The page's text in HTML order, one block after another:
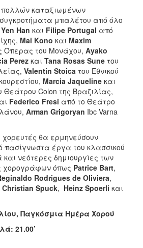
καταξιωμένων
μπαλέτου από όλο
Υen Han και Filipe Portugal από
Mai Kono και Maxim
Όπερας του Μονάχου, Ayako
Perez και Tana Rosas Sune του
Valentin Stoica του Εθνικού
Marcia Jaqueline και
Θεάτρου Colon της Βραζιλίας,
Federico Fresi από το Θεάτρο
Arman Grigoryan Ibc Varna
χορευτές θα ερμηνεύσουν
έργα του κλασσικού
νεότερες δημιουργίες των
χορογράφων όπως Patrice Bart,
Rodrigues de Oliviera,
Christian Spuck, Heinz Spoerli και
Παγκόσμια Ημέρα Χορού
21.00’